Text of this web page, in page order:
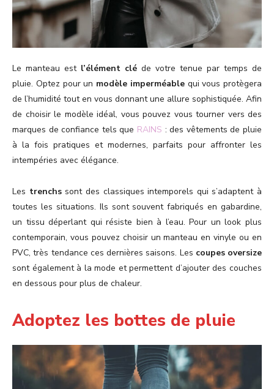
Le manteau estl’élément clé de votre tenue par temps de
pluie. Optez pour un modèle imperméablequi vous protègera
de l’humidité tout en vous donnant une allure sophistiquée. Afin
de choisir le modèle idéal, vous pouvez vous tourner vers des
marques de confiance tels que RAINS : des vêtements de pluie
à la fois pratiques et modernes, parfaits pour affronter les
intempéries avec élégance.
Les trenchs sont des classiques intemporels qui s’adaptent à
toutes les situations. Ils sont souvent fabriqués en gabardine,
un tissu déperlant qui résiste bien à l’eau. Pour un look plus
contemporain, vous pouvez choisir un manteau en vinyle ou en
PVC, très tendance ces dernières saisons. Les coupes oversize
sont également à la mode et permettent d’ajouter des couches
en dessous pour plus de chaleur.
Adoptez les bottes de pluie